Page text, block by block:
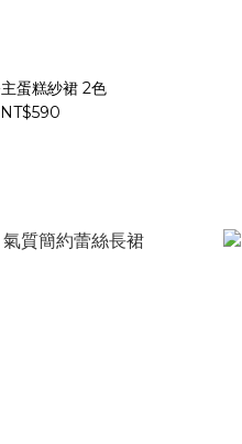
蛋糕紗裙 2色
NT$590